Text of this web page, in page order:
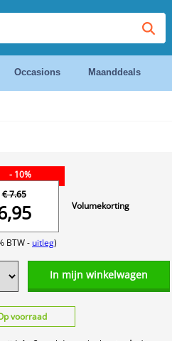
Occasions Maanddeals
- 10%
€ 7.65
BTW - uitleg)
Volumekorting
In mijn winkelwagen
voorraad